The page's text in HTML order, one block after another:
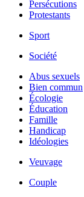
Persécutions
Protestants
Sport
Société
Abus sexuels
Bien commun
Écologie
Éducation
Famille
Handicap
Idéologies
Veuvage
Couple